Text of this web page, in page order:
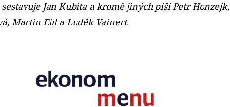
Jan Kubita a kromě jiných píší Petr Honzejk,
Martin Ehl a Luděk Vainert.